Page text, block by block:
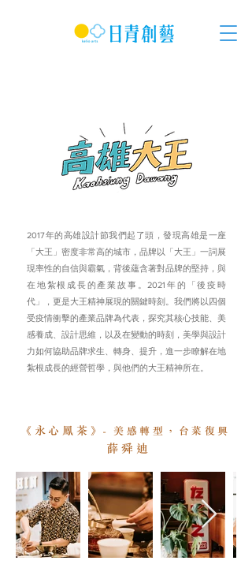
2017年的高雄設計節我們起了頭，發現高雄是一座
「大王」密度非常高的城市，品牌以「大王」一詞展
現率性的自信與霸氣，背後蘊含著對品牌的堅持，與
在地紮根成長的產業故事。2021 年的「後疫時
代」，更是大王精神展現的關鍵時刻。我們將以四個
受疫情衝擊的產業品牌為代表，探究其核心技能、美
感養成、設計思維，以及在變動的時刻，美學與設計
力如何協助品牌求生、轉身、提升，進一步瞭解在地
紮根成長的經營哲學，與他們的大王精神所在。
《 永心鳳茶 》- 美感轉型，台菜復興
薛舜迪